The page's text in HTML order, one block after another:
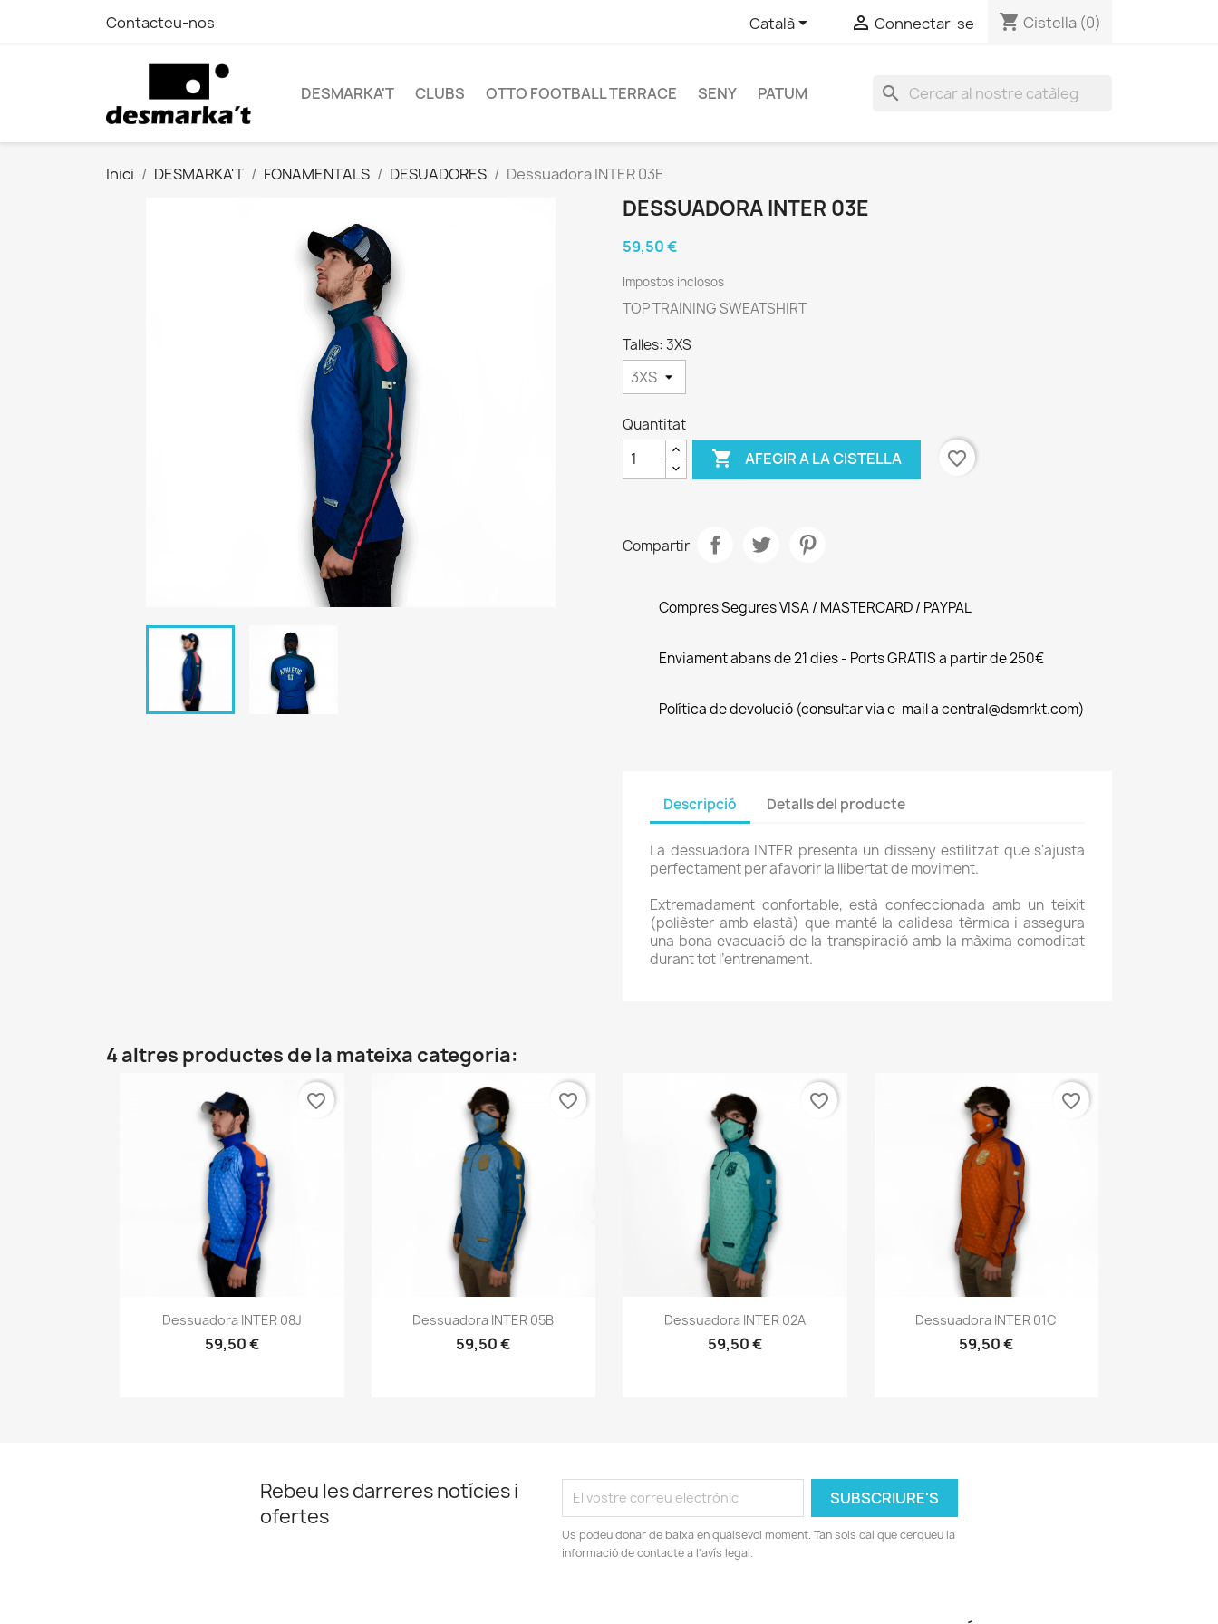
Contacteu-nos Català  Connectar-se shopping_cart Cistella (0)
DESMARKA'T CLUBS OTTO FOOTBALL TERRACE SENY PATUM search
Inici DESMARKA'T FONAMENTALS DESUADORES Dessuadora INTER 03E
DESSUADORA INTER 03E
59,50 €
Impostos inclosos
TOP TRAINING SWEATSHIRT
Talles: 3XS
Quantitat
 AFEGIR A LA CISTELLA favorite_border
Compartir
Compres Segures VISA / MASTERCARD / PAYPAL
Enviament abans de 21 dies - Ports GRATIS a partir de 250€
Política de devolució (consultar via e-mail a central@dsmrkt.com)
Descripció Detalls del producte
La dessuadora INTER presenta un disseny estilitzat que s'ajusta
perfectament per afavorir la llibertat de moviment.
Extremadament confortable, està confeccionada amb un teixit
(polièster amb elastà) que manté la calidesa tèrmica i assegura
una bona evacuació de la transpiració amb la màxima comoditat
durant tot l’entrenament.
4 altres productes de la mateixa categoria:
Vista ràpida
Dessuadora INTER 08J
59,50 €
favorite_border
Vista ràpida
Dessuadora INTER 05B
59,50 €
favorite_border
Vista ràpida
Dessuadora INTER 02A
59,50 €
favorite_border
Vista ràpida
Dessuadora INTER 01C
59,50 €
favorite_border
Rebeu les darreres notícies i
ofertes
Us podeu donar de baixa en qualsevol moment. Tan sols cal que cerqueu la
informació de contacte a l'avís legal.